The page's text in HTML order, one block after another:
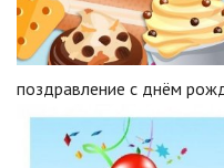
поздравление с днём